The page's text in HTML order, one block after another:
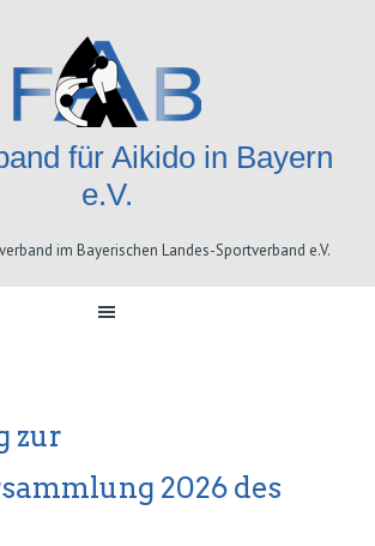
für Aikido in Bayern
e.V.
im Bayerischen Landes-Sportverband e.V.
zur
2026 des